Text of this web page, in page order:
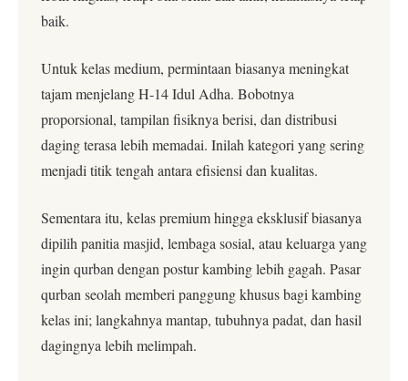
baik.
Untuk kelas medium, permintaan biasanya meningkat
tajam menjelang H-14 Idul Adha. Bobotnya
proporsional, tampilan fisiknya berisi, dan distribusi
daging terasa lebih memadai. Inilah kategori yang sering
menjadi titik tengah antara efisiensi dan kualitas.
Sementara itu, kelas premium hingga eksklusif biasanya
dipilih panitia masjid, lembaga sosial, atau keluarga yang
ingin qurban dengan postur kambing lebih gagah. Pasar
qurban seolah memberi panggung khusus bagi kambing
kelas ini; langkahnya mantap, tubuhnya padat, dan hasil
dagingnya lebih melimpah.